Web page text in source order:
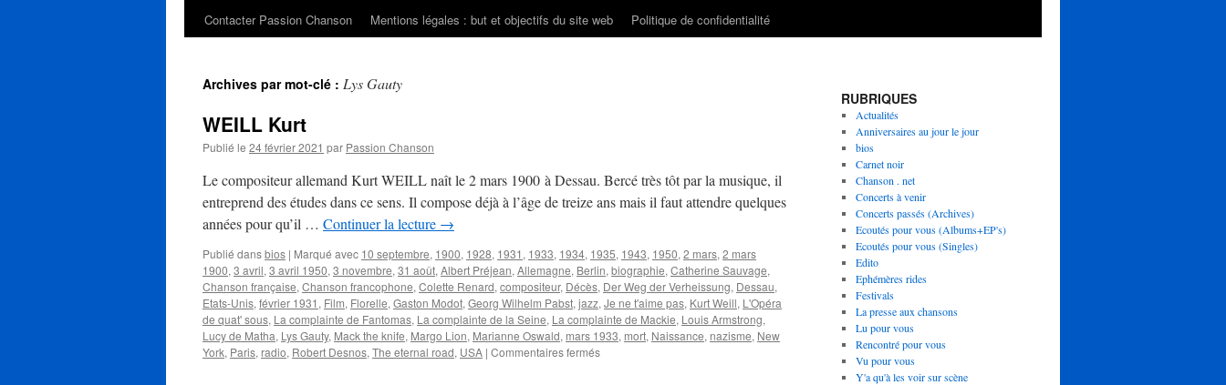
Contacter Passion Chanson
Mentions légales : but et objectifs du site web Politique de confidentialité
Archives par mot-clé : Lys Gauty
WEILL Kurt
Publié le 24 février 2021 par Passion Chanson
Le compositeur allemand Kurt WEILL naît le 2 mars 1900 à Dessau. Bercé très tôt par la musique, il
entreprend des études dans ce sens. Il compose déjà à l’âge de treize ans mais il faut attendre quelques
années pour qu’il … Continuer la lecture →
Publié dansbios | Marqué avec 10 septembre, 1900, 1928, 1931 , 1933, 1934, 1935, 1943, 1950, 2 mars, 2 mars
1900, 3 avril, 3 avril 1950, 3 novembre, 31 août, Albert Préjean, Allemagne, Berlin, biographie, Catherine Sauvage,
Chanson française, Chanson francophone, Colette Renard, compositeur, Décès, Der Weg der Verheissung, Dessau,
Etats-Unis, février 1931 , Film, Florelle, Gaston Modot, Georg Wilhelm Pabst, jazz, Je ne t'aime pas, Kurt Weill, L'Opéra
de quat' sous, La complainte de Fantomas, La complainte de la Seine, La complainte de Mackie, Louis Armstrong,
Lucy de Matha, Lys Gauty, Mack the knife, Margo Lion, Marianne Oswald, mars 1933, mort, Naissance, nazisme, New
York, Paris, radio, Robert Desnos, The eternal road, USA | Commentaires ferméssur
RUBRIQUES
Actualités
Anniversaires au jour le jour
bios
Carnet noir
Chanson . net
Concerts à venir
Concerts passés (Archives)
Ecoutés pour vous (Albums+EP's)
Ecoutés pour vous (Singles)
Edito
Ephémères rides
Festivals
La presse aux chansons
Lu pour vous
Rencontré pour vous
Vu pour vous
Y'a qu'à les voir sur scène